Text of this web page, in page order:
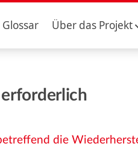
Glossar Über das Projekt
die